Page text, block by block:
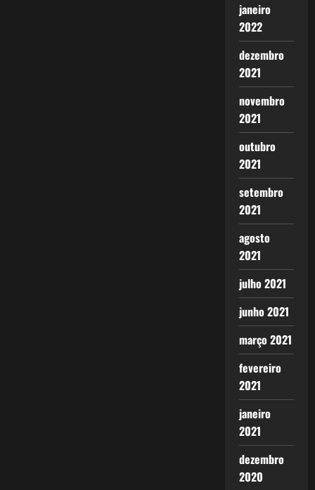
janeiro
2022
dezembro
2021
novembro
2021
outubro
2021
setembro
2021
agosto
2021
julho 2021
junho 2021
março 2021
fevereiro
2021
janeiro
2021
dezembro
2020